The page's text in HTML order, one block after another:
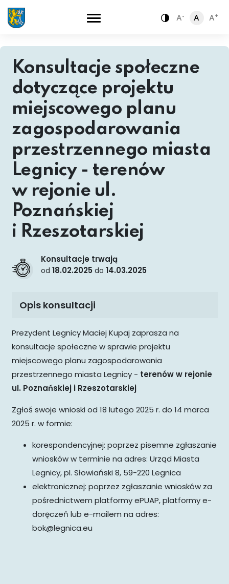
A - A A +
Konsultacje społeczne
dotyczące projektu
miejscowego planu
zagospodarowania
przestrzennego miasta
Legnicy - terenów
w rejonie ul.
Poznańskiej
i Rzeszotarskiej
Konsultacje trwają
od 18.02.2025 do 14.03.2025
Opis konsultacji
Prezydent Legnicy Maciej Kupaj zaprasza na
konsultacje społeczne w sprawie projektu
miejscowego planu zagospodarowania
przestrzennego miasta Legnicy - terenów w rejonie
ul. Poznańskiej i Rzeszotarskiej
Zgłoś swoje wnioski od 18 lutego 2025 r. do 14 marca
2025 r. w formie:
korespondencyjnej: poprzez pisemne zgłaszanie
wniosków w terminie na adres: Urząd Miasta
Legnicy, pl. Słowiański 8, 59-220 Legnica
elektronicznej: poprzez zgłaszanie wniosków za
pośrednictwem platformy ePUAP, platformy e-
doręczeń lub e-mailem na adres:
bok@legnica.eu